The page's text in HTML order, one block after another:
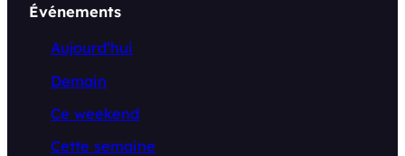
Événements
Aujourd’hui
Demain
Ce weekend
Cette semaine